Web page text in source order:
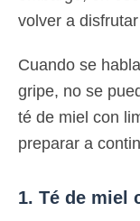
volver a
Cuando se
gripe, no se
té de miel con
preparar a
1. Té de miel